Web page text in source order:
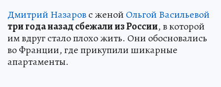
Дмитрий Назаровс женой Ольгой Васильевой
три года назад сбежали из России, в которой
им вдруг стало плохо жить. Они обосновались
во Франции, где прикупили шикарные
апартаменты.